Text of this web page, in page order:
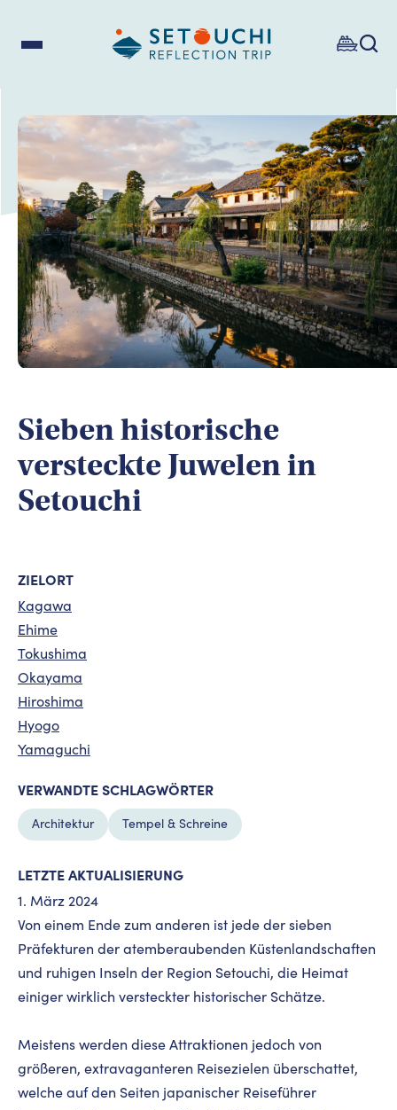
Sieben historische
versteckte Juwelen in
Setouchi
ZIELORT
Kagawa
Ehime
Tokushima
Okayama
Hiroshima
Hyogo
Yamaguchi
VERWANDTE SCHLAGWÖRTER
Architektur Tempel & Schreine
LETZTE AKTUALISIERUNG
1. März 2024
Von einem Ende zum anderen ist jede der sieben
Präfekturen der atemberaubenden Küstenlandschaften
und ruhigen Inseln der Region Setouchi, die Heimat
einiger wirklich versteckter historischer Schätze.
Meistens werden diese Attraktionen jedoch von
größeren, extravaganteren Reisezielen überschattet,
welche auf den Seiten japanischer Reiseführer